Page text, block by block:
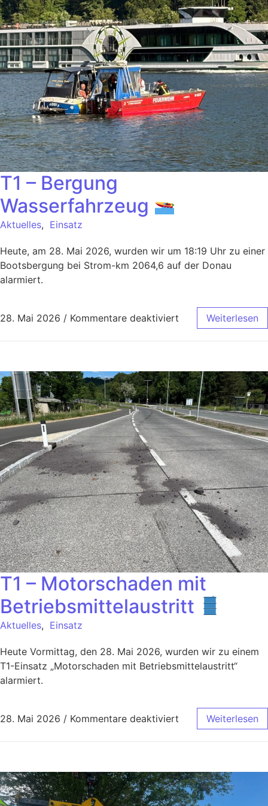
T1 – Bergung
Wasserfahrzeug
Aktuelles, Einsatz
Heute, am 28. Mai 2026, wurden wir um 18:19 Uhr zu einer
Bootsbergung bei Strom-km 2064,6 auf der Donau
alarmiert.
28. Mai 2026 / Kommentare deaktiviert Weiterlesen
T1 – Motorschaden mit
Betriebsmittelaustritt
Aktuelles, Einsatz
Heute Vormittag, den 28. Mai 2026, wurden wir zu einem
T1-Einsatz „Motorschaden mit Betriebsmittelaustritt“
alarmiert.
28. Mai 2026 / Kommentare deaktiviert Weiterlesen